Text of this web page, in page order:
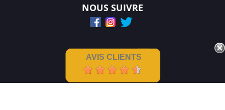
NOUS SUIVRE
AVIS CLIENTS